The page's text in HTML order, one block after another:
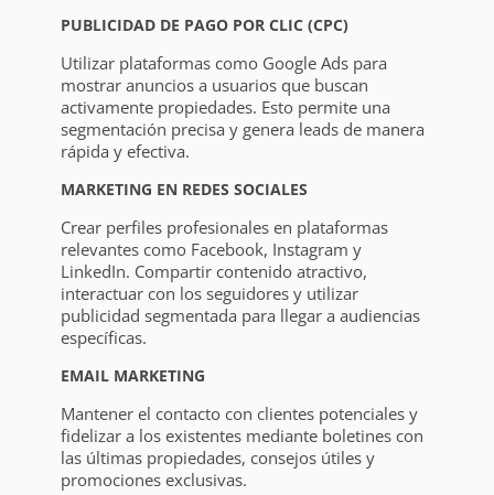
PUBLICIDAD DE PAGO POR CLIC (CPC)
Utilizar plataformas como Google Ads para
mostrar anuncios a usuarios que buscan
activamente propiedades. Esto permite una
segmentación precisa y genera leads de manera
rápida y efectiva.
MARKETING EN REDES SOCIALES
Crear perfiles profesionales en plataformas
relevantes como Facebook, Instagram y
LinkedIn. Compartir contenido atractivo,
interactuar con los seguidores y utilizar
publicidad segmentada para llegar a audiencias
específicas.
EMAIL MARKETING
Mantener el contacto con clientes potenciales y
fidelizar a los existentes mediante boletines con
las últimas propiedades, consejos útiles y
promociones exclusivas.